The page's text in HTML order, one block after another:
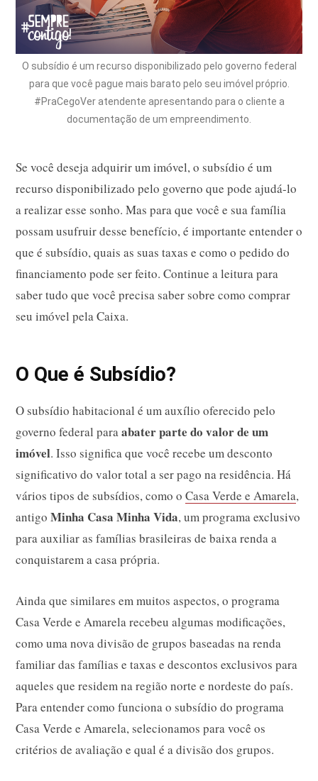
O subsídio é um recurso disponibilizado pelo governo federal
para que você pague mais barato pelo seu imóvel próprio.
#PraCegoVer atendente apresentando para o cliente a
documentação de um empreendimento.
Se você deseja adquirir um imóvel, o subsídio é um
recurso disponibilizado pelo governo que pode ajudá-lo
a realizar esse sonho. Mas para que você e sua família
possam usufruir desse benefício, é importante entender o
que é subsídio, quais as suas taxas e como o pedido do
financiamento pode ser feito. Continue a leitura para
saber tudo que você precisa saber sobre como comprar
seu imóvel pela Caixa.
O Que é Subsídio?
O subsídio habitacional é um auxílio oferecido pelo
governo federal paraabater parte do valor de um
imóvel. Isso significa que você recebe um desconto
significativo do valor total a ser pago na residência. Há
vários tipos de subsídios, como o Casa Verde e Amarela,
antigo Minha Casa Minha Vida, um programa exclusivo
para auxiliar as famílias brasileiras de baixa renda a
conquistarem a casa própria.
Ainda que similares em muitos aspectos, o programa
Casa Verde e Amarela recebeu algumas modificações,
como uma nova divisão de grupos baseadas na renda
familiar das famílias e taxas e descontos exclusivos para
aqueles que residem na região norte e nordeste do país.
Para entender como funciona o subsídio do programa
Casa Verde e Amarela, selecionamos para você os
critérios de avaliação e qual é a divisão dos grupos.